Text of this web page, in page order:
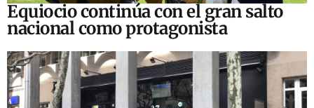
Equiocio continúa con el gran salto
nacional como protagonista